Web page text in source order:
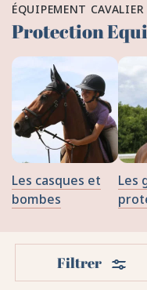
ÉQUIPEMENT CAVALIER
Protection
Les casques et
bombes
Les
Filtrer